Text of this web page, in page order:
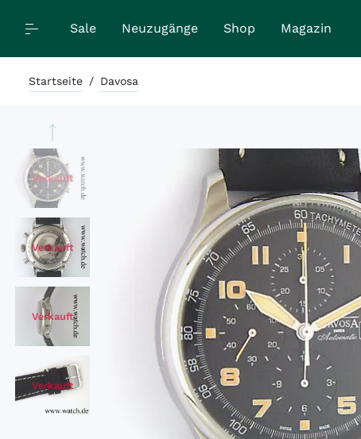
Sale Neuzugänge Shop Magazin
Startseite / Davosa
Verkauft
Verkauft
Verkauft
Verkauft